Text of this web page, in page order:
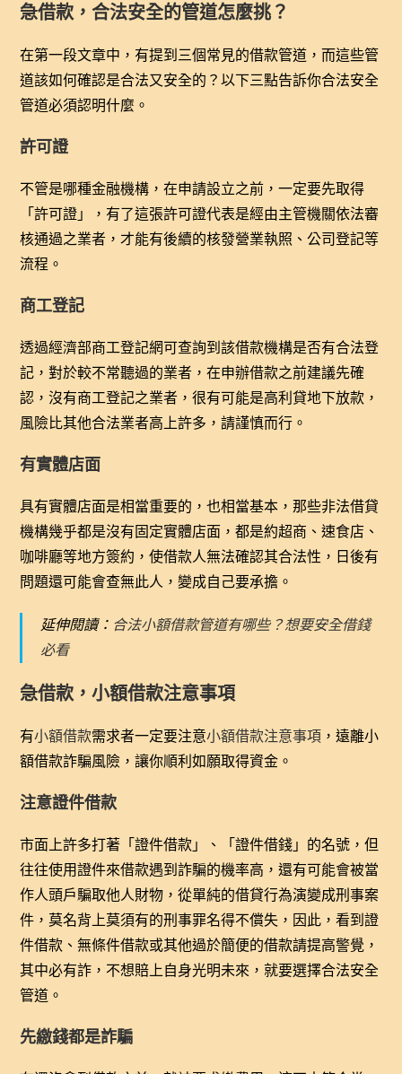
急借款，合法安全的管道怎麼挑？
在第一段文章中，有提到三個常見的借款管道，而這些管
道該如何確認是合法又安全的？以下三點告訴你合法安全
管道必須認明什麼。
許可證
不管是哪種金融機構，在申請設立之前，一定要先取得
「許可證」，有了這張許可證代表是經由主管機關依法審
核通過之業者，才能有後續的核發營業執照、公司登記等
流程。
商工登記
透過經濟部商工登記網可查詢到該借款機構是否有合法登
記，對於較不常聽過的業者，在申辦借款之前建議先確
認，沒有商工登記之業者，很有可能是高利貸地下放款，
風險比其他合法業者高上許多，請謹慎而行。
有實體店面
具有實體店面是相當重要的，也相當基本，那些非法借貸
機構幾乎都是沒有固定實體店面，都是約超商、速食店、
咖啡廳等地方簽約，使借款人無法確認其合法性，日後有
問題還可能會查無此人，變成自己要承擔。
延伸閱讀： 合法小額借款管道有哪些？想要安全借錢
必看
急借款，小額借款注意事項
有小額借款需求者一定要注意小額借款注意事項 ，遠離小
額借款詐騙風險，讓你順利如願取得資金。
注意證件借款
市面上許多打著「證件借款」、「證件借錢」的名號，但
往往使用證件來借款遇到詐騙的機率高，還有可能會被當
作人頭戶騙取他人財物，從單純的借貸行為演變成刑事案
件，莫名背上莫須有的刑事罪名得不償失，因此，看到證
件借款、無條件借款或其他過於簡便的借款請提高警覺，
其中必有詐，不想賠上自身光明未來，就要選擇合法安全
管道。
先繳錢都是詐騙